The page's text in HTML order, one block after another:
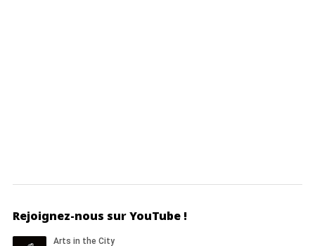
Rejoignez-nous sur YouTube !